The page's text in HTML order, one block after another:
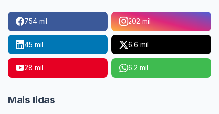
754 mil 202 mil
45 mil 6.6 mil
28 mil 6.2 mil
Mais lidas